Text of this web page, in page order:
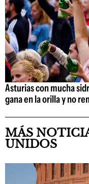
Asturias con mucha
gana en la orilla y no
MÁS
UNIDOS